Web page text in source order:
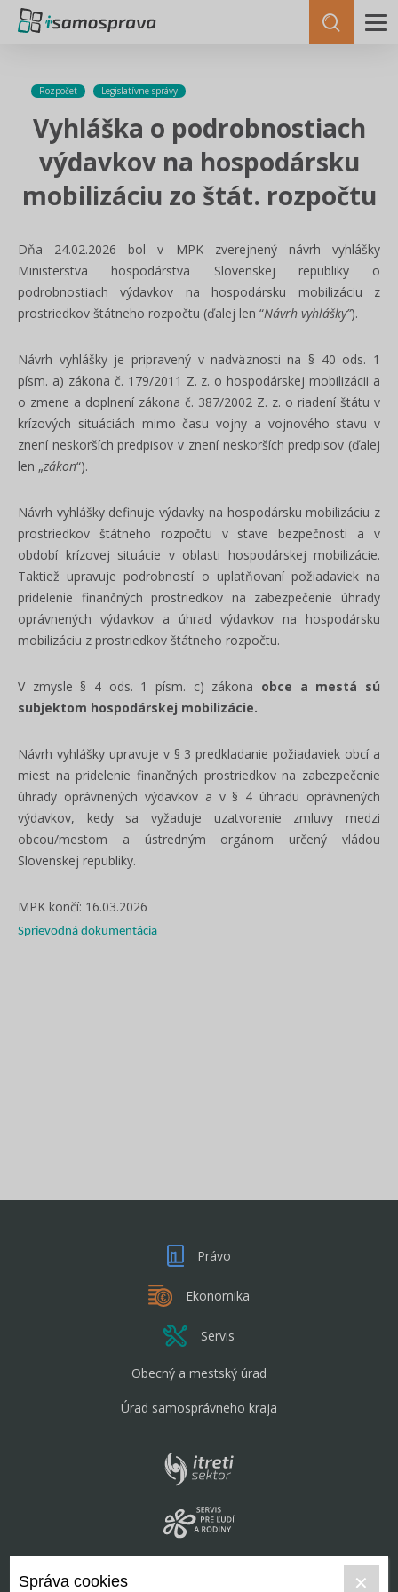
Rozpočet Legislatívne správy
Vyhláška o podrobnostiach
výdavkov na hospodársku
mobilizáciu zo štát. rozpočtu
Dňa 24.02.2026 bol v MPK zverejnený návrh vyhlášky
Ministerstva hospodárstva Slovenskej republiky o
podrobnostiach výdavkov na hospodársku mobilizáciu z
prostriedkov štátneho rozpočtu (ďalej len “Návrh vyhlášky”).
Návrh vyhlášky je pripravený v nadväznosti na § 40 ods. 1
písm. a) zákona č. 179/2011 Z. z. o hospodárskej mobilizácii a
o zmene a doplnení zákona č. 387/2002 Z. z. o riadení štátu v
krízových situáciách mimo času vojny a vojnového stavu v
znení neskorších predpisov v znení neskorších predpisov (ďalej
len „zákon“).
Návrh vyhlášky definuje výdavky na hospodársku mobilizáciu z
prostriedkov štátneho rozpočtu v stave bezpečnosti a v
období krízovej situácie v oblasti hospodárskej mobilizácie.
Taktiež upravuje podrobností o uplatňovaní požiadaviek na
pridelenie finančných prostriedkov na zabezpečenie úhrady
oprávnených výdavkov a úhrad výdavkov na hospodársku
mobilizáciu z prostriedkov štátneho rozpočtu.
V zmysle § 4 ods. 1 písm. c) zákona obce a mestá sú
subjektom hospodárskej mobilizácie.
Návrh vyhlášky upravuje v § 3 predkladanie požiadaviek obcí a
miest na pridelenie finančných prostriedkov na zabezpečenie
úhrady oprávnených výdavkov a v § 4 úhradu oprávnených
výdavkov, kedy sa vyžaduje uzatvorenie zmluvy medzi
obcou/mestom a ústredným orgánom určený vládou
Slovenskej republiky.
MPK končí: 16.03.2026
Sprievodná dokumentácia
Právo
Ekonomika
Servis
Obecný a mestský úrad
Úrad samosprávneho kraja
Správa cookies